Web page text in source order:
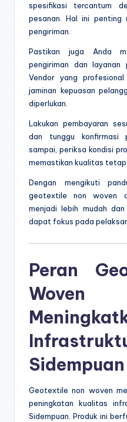
spesifikasi tercantum
pesanan. Hal ini penting
pengiriman.
Pastikan juga Anda
pengiriman dan layanan
Vendor yang
jaminan kepuasan
diperlukan.
Lakukan pembayaran
dan tunggu konfirmasi
sampai, periksa kondisi
memastikan kualitas tetap
Dengan mengikuti
geotextile non woven
menjadi lebih mudah
dapat fokus pada
Peran
Sidempuan
Geotextile non woven
peningkatan kualitas
Sidempuan. Produk ini